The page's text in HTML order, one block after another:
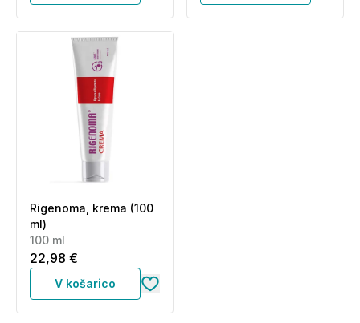
Rigenoma, krema (100
ml)
100 ml
22,98 €
V košarico